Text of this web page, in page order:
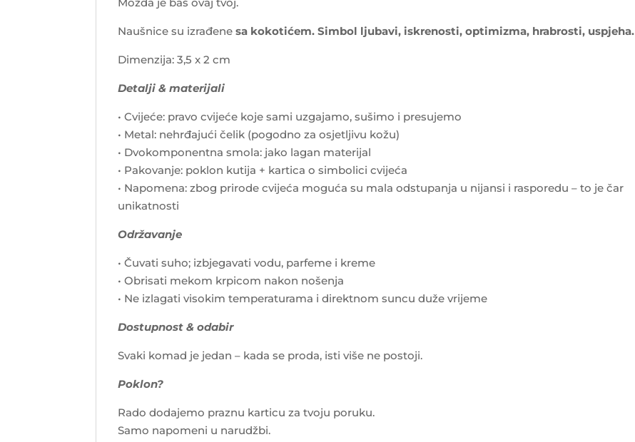
Naušnice su izrađenesa kokotićem. Simbol ljubavi, iskrenosti, optimizma, hrabrosti, uspjeha.
Dimenzija: 3,5 x 2 cm
Detalji & materijali
• Cvijeće: pravo cvijeće koje sami uzgajamo, sušimo i presujemo
• Metal: nehrđajući čelik (pogodno za osjetljivu kožu)
• Dvokomponentna smola: jako lagan materijal
• Pakovanje: poklon kutija + kartica o simbolici cvijeća
• Napomena: zbog prirode cvijeća moguća su mala odstupanja u nijansi i rasporedu – to je čar
unikatnosti
Održavanje
• Čuvati suho; izbjegavati vodu, parfeme i kreme
• Obrisati mekom krpicom nakon nošenja
• Ne izlagati visokim temperaturama i direktnom suncu duže vrijeme
Dostupnost & odabir
Svaki komad je jedan – kada se proda, isti više ne postoji.
Poklon?
Rado dodajemo praznu karticu za tvoju poruku.
Samo napomeni u narudžbi.